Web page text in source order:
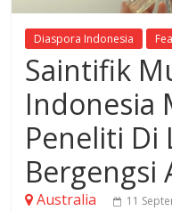
Diaspora Indonesia
Saintifik
Indonesia
Peneliti Di
Bergengsi
Australia 11